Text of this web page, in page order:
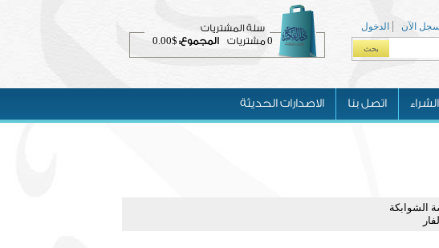
الدخول
سجل الآن
سلة المشتريات
0مشتريات المجموع: $0.00
اتصل بنا الاصدارات الحديثة
الشوابكة